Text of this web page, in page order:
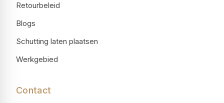
Retourbeleid
Blogs
Schutting laten plaatsen
Werkgebied
Contact